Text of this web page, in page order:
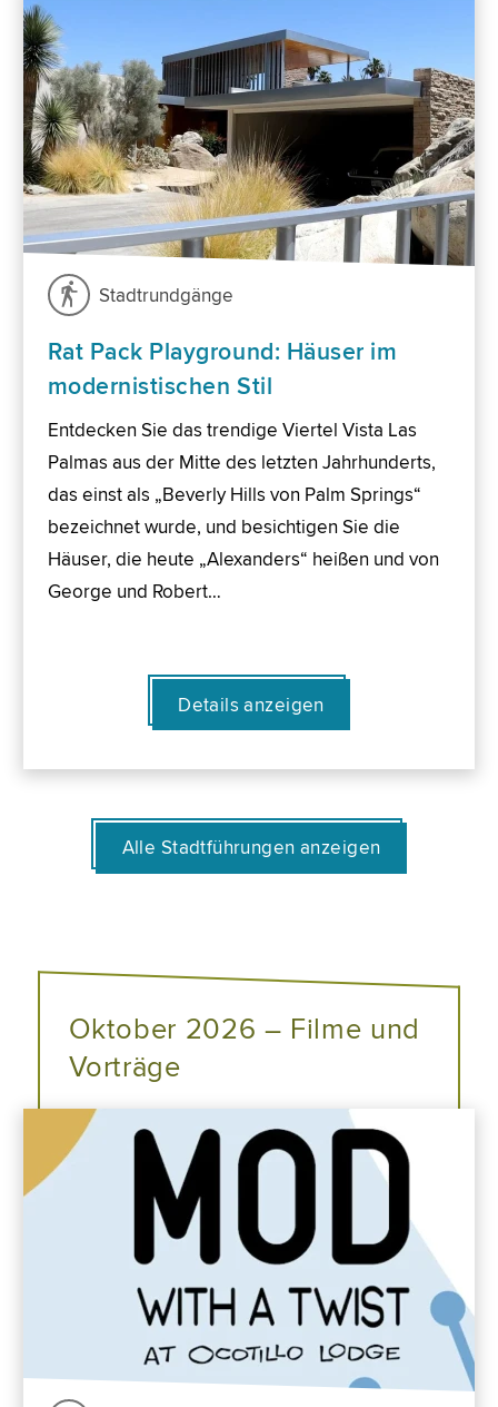
Stadtrundgänge
Rat Pack Playground: Häuser im
modernistischen Stil
Entdecken Sie das trendige Viertel Vista Las
Palmas aus der Mitte des letzten Jahrhunderts,
das einst als „Beverly Hills von Palm Springs“
bezeichnet wurde, und besichtigen Sie die
Häuser, die heute „Alexanders“ heißen und von
George und Robert…
Details anzeigen
Alle Stadtführungen anzeigen
Oktober 2026 – Filme und
Vorträge